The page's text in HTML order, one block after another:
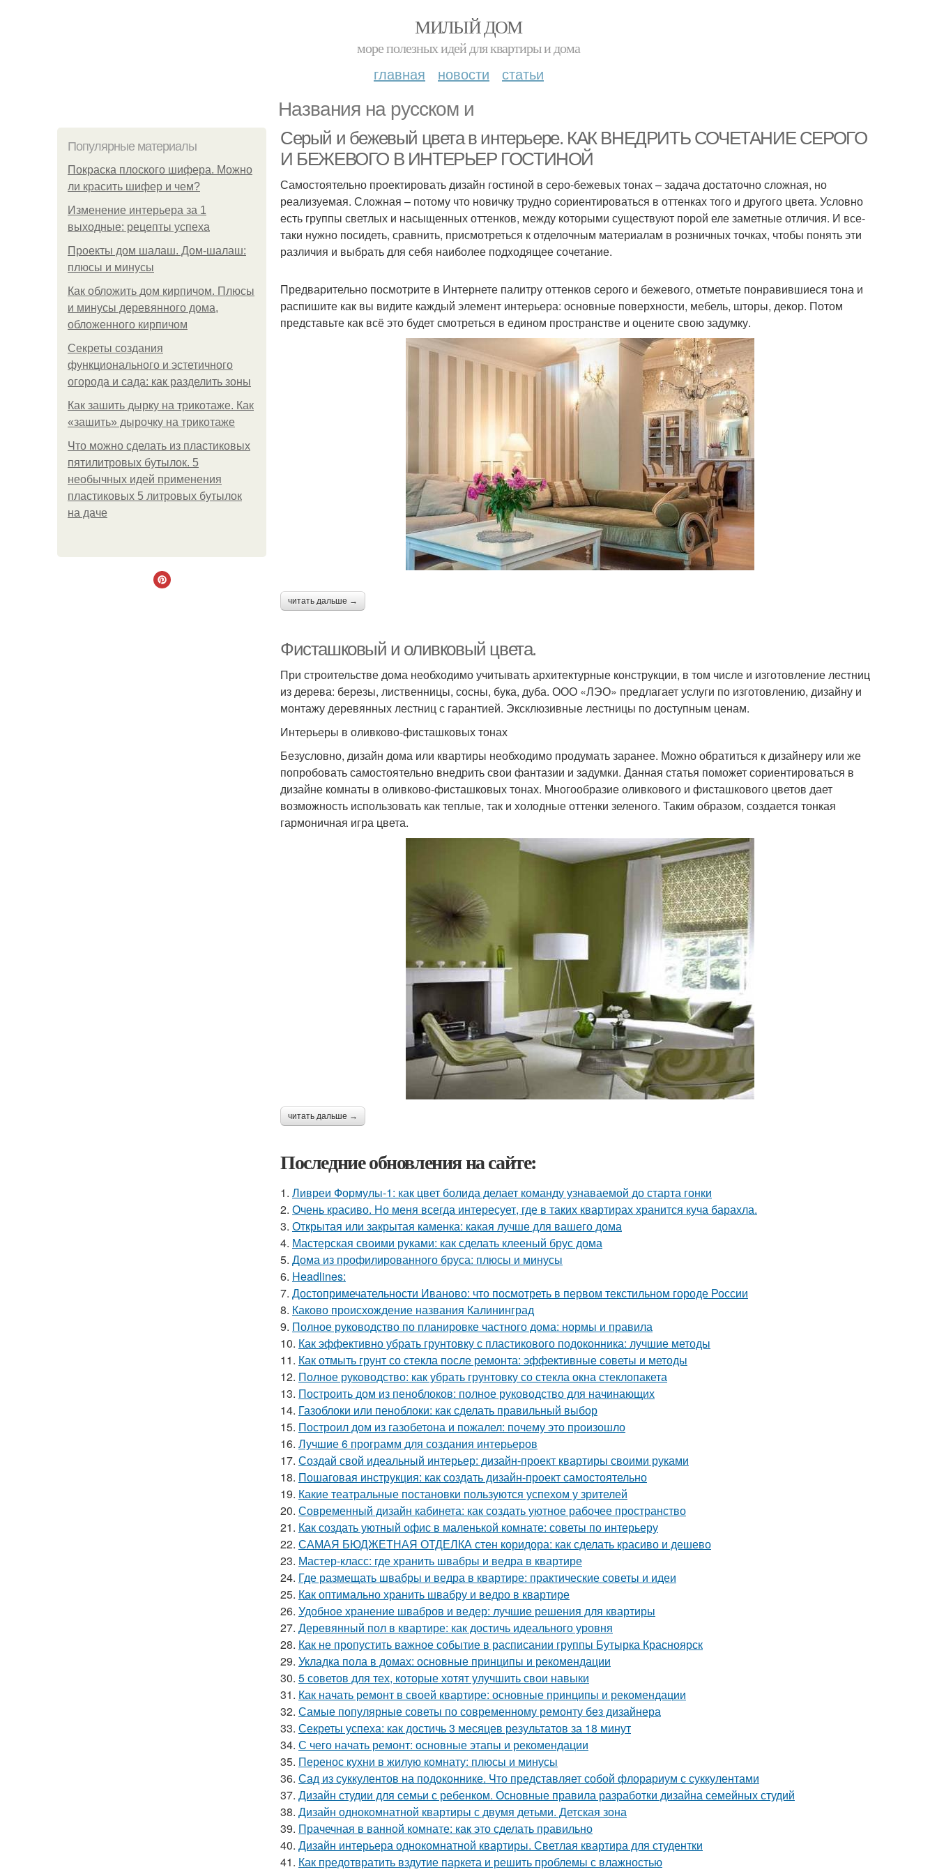
МИЛЫЙ ДОМ
море полезных идей для квартиры и дома
главная новости статьи
Названия на русском и
Популярные материалы
Покраска плоского шифера. Можно
ли красить шифер и чем?
Изменение интерьера за 1
выходные: рецепты успеха
Проекты дом шалаш. Дом-шалаш:
плюсы и минусы
Как обложить дом кирпичом. Плюсы
и минусы деревянного дома,
обложенного кирпичом
Секреты создания
функционального и эстетичного
огорода и сада: как разделить зоны
Как зашить дырку на трикотаже. Как
«зашить» дырочку на трикотаже
Что можно сделать из пластиковых
пятилитровых бутылок. 5
необычных идей применения
пластиковых 5 литровых бутылок
на даче
Серый и бежевый цвета в интерьере. КАК ВНЕДРИТЬ СОЧЕТАНИЕ СЕРОГО
И БЕЖЕВОГО В ИНТЕРЬЕР ГОСТИНОЙ
Самостоятельно проектировать дизайн гостиной в серо-бежевых тонах – задача достаточно сложная, но
реализуемая. Сложная – потому что новичку трудно сориентироваться в оттенках того и другого цвета. Условно
есть группы светлых и насыщенных оттенков, между которыми существуют порой еле заметные отличия. И все-
таки нужно посидеть, сравнить, присмотреться к отделочным материалам в розничных точках, чтобы понять эти
различия и выбрать для себя наиболее подходящее сочетание.
Предварительно посмотрите в Интернете палитру оттенков серого и бежевого, отметьте понравившиеся тона и
распишите как вы видите каждый элемент интерьера: основные поверхности, мебель, шторы, декор. Потом
представьте как всё это будет смотреться в едином пространстве и оцените свою задумку.
читать дальше →
Фисташковый и оливковый цвета.
При строительстве дома необходимо учитывать архитектурные конструкции, в том числе и изготовление лестниц
из дерева: березы, лиственницы, сосны, бука, дуба. ООО «ЛЭО» предлагает услуги по изготовлению, дизайну и
монтажу деревянных лестниц с гарантией. Эксклюзивные лестницы по доступным ценам.
Интерьеры в оливково-фисташковых тонах
Безусловно, дизайн дома или квартиры необходимо продумать заранее. Можно обратиться к дизайнеру или же
попробовать самостоятельно внедрить свои фантазии и задумки. Данная статья поможет сориентироваться в
дизайне комнаты в оливково-фисташковых тонах. Многообразие оливкового и фисташкового цветов дает
возможность использовать как теплые, так и холодные оттенки зеленого. Таким образом, создается тонкая
гармоничная игра цвета.
читать дальше →
Последние обновления на сайте:
1. Ливреи Формулы-1: как цвет болида делает команду узнаваемой до старта гонки
2. Очень красиво. Но меня всегда интересует, где в таких квартирах хранится куча барахла.
3. Открытая или закрытая каменка: какая лучше для вашего дома
4. Мастерская своими руками: как сделать клееный брус дома
5. Дома из профилированного бруса: плюсы и минусы
6. Headlines:
7. Достопримечательности Иваново: что посмотреть в первом текстильном городе России
8. Каково происхождение названия Калининград
9. Полное руководство по планировке частного дома: нормы и правила
10. Как эффективно убрать грунтовку с пластикового подоконника: лучшие методы
11. Как отмыть грунт со стекла после ремонта: эффективные советы и методы
12. Полное руководство: как убрать грунтовку со стекла окна стеклопакета
13. Построить дом из пеноблоков: полное руководство для начинающих
14. Газоблоки или пеноблоки: как сделать правильный выбор
15. Построил дом из газобетона и пожалел: почему это произошло
16. Лучшие 6 программ для создания интерьеров
17. Создай свой идеальный интерьер: дизайн-проект квартиры своими руками
18. Пошаговая инструкция: как создать дизайн-проект самостоятельно
19. Какие театральные постановки пользуются успехом у зрителей
20. Современный дизайн кабинета: как создать уютное рабочее пространство
21. Как создать уютный офис в маленькой комнате: советы по интерьеру
22. САМАЯ БЮДЖЕТНАЯ ОТДЕЛКА стен коридора: как сделать красиво и дешево
23. Мастер-класс: где хранить швабры и ведра в квартире
24. Где размещать швабры и ведра в квартире: практические советы и идеи
25. Как оптимально хранить швабру и ведро в квартире
26. Удобное хранение швабров и ведер: лучшие решения для квартиры
27. Деревянный пол в квартире: как достичь идеального уровня
28. Как не пропустить важное событие в расписании группы Бутырка Красноярск
29. Укладка пола в домах: основные принципы и рекомендации
30. 5 советов для тех, которые хотят улучшить свои навыки
31. Как начать ремонт в своей квартире: основные принципы и рекомендации
32. Самые популярные советы по современному ремонту без дизайнера
33. Секреты успеха: как достичь 3 месяцев результатов за 18 минут
34. С чего начать ремонт: основные этапы и рекомендации
35. Перенос кухни в жилую комнату: плюсы и минусы
36. Сад из суккулентов на подоконнике. Что представляет собой флорариум с суккулентами
37. Дизайн студии для семьи с ребенком. Основные правила разработки дизайна семейных студий
38. Дизайн однокомнатной квартиры с двумя детьми. Детская зона
39. Прачечная в ванной комнате: как это сделать правильно
40. Дизайн интерьера однокомнатной квартиры. Светлая квартира для студентки
41. Как предотвратить вздутие паркета и решить проблемы с влажностью